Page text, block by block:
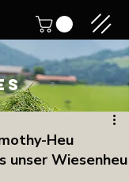
Heu
unser Wiesenheu